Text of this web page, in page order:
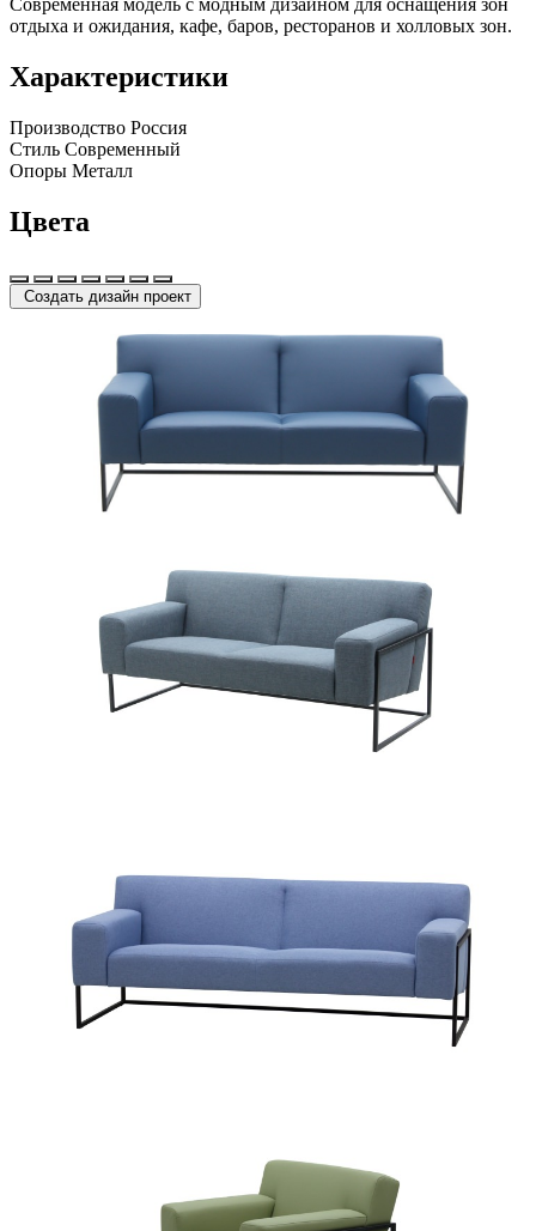
Современная модель с модным дизайном для оснащения зон
отдыха и ожидания, кафе, баров, ресторанов и холловых зон.
Характеристики
Производство Россия
Стиль Современный
Опоры Металл
Цвета
Создать дизайн проект